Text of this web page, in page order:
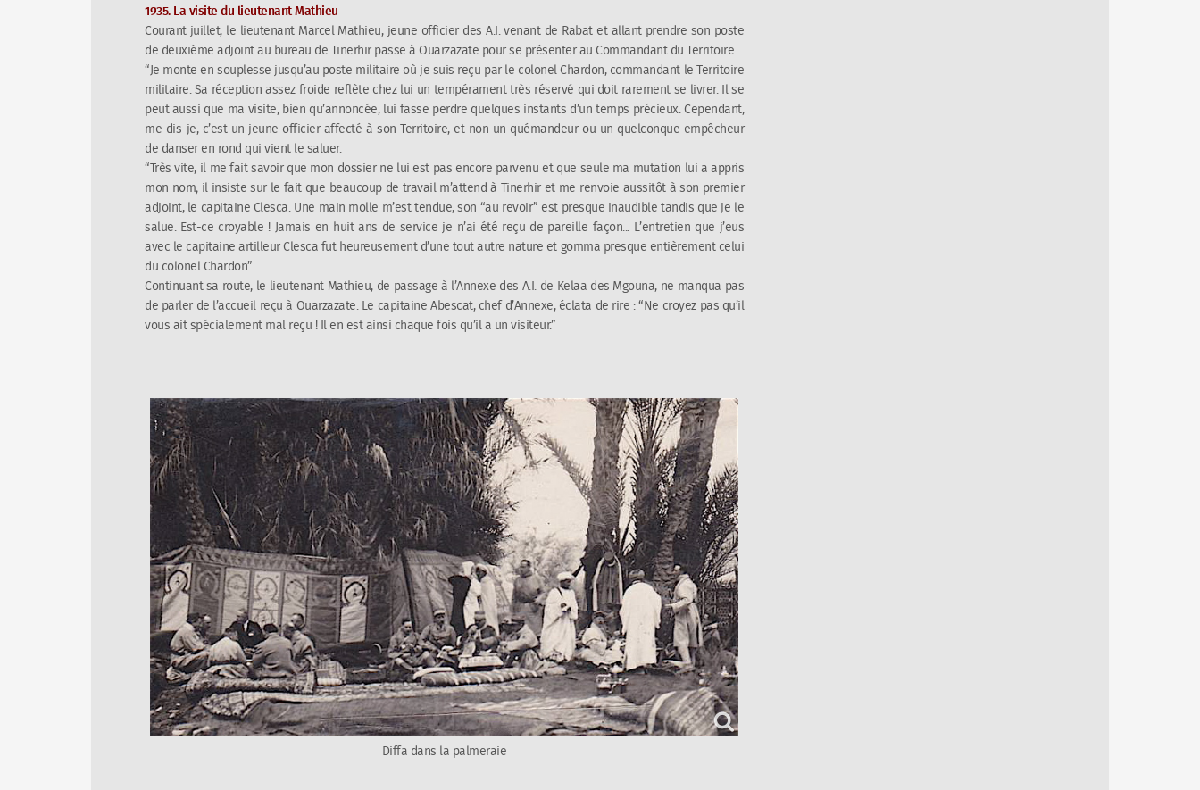
1935. La visite du lieutenant Mathieu
Courant juillet, le lieutenant Marcel Mathieu, jeune officier des A.I. venant de Rabat et allant prendre son poste
de deuxième adjoint au bureau de Tinerhir passe à Ouarzazate pour se présenter au Commandant du Territoire.
“Je monte en souplesse jusqu’au poste militaire où je suis reçu par le colonel Chardon, commandant le Territoire
militaire. Sa réception assez froide reflète chez lui un tempérament très réservé qui doit rarement se livrer. Il se
peut aussi que ma visite, bien qu’annoncée, lui fasse perdre quelques instants d’un temps précieux. Cependant,
me dis-je, c’est un jeune officier affecté à son Territoire, et non un quémandeur ou un quelconque empêcheur
de danser en rond qui vient le saluer.
“Très vite, il me fait savoir que mon dossier ne lui est pas encore parvenu et que seule ma mutation lui a appris
mon nom; il insiste sur le fait que beaucoup de travail m’attend à Tinerhir et me renvoie aussitôt à son premier
adjoint, le capitaine Clesca. Une main molle m’est tendue, son “au revoir” est presque inaudible tandis que je le
salue. Est-ce croyable ! Jamais en huit ans de service je n’ai été reçu de pareille façon... L’entretien que j’eus
avec le capitaine artilleur Clesca fut heureusement d’une tout autre nature et gomma presque entièrement celui
du colonel Chardon”.
Continuant sa route, le lieutenant Mathieu, de passage à l’Annexe des A.I. de Kelaa des Mgouna, ne manqua pas
de parler de l’accueil reçu à Ouarzazate. Le capitaine Abescat, chef d’Annexe, éclata de rire : “Ne croyez pas qu’il
vous ait spécialement mal reçu ! Il en est ainsi chaque fois qu’il a un visiteur.”
Diffa dans la palmeraie